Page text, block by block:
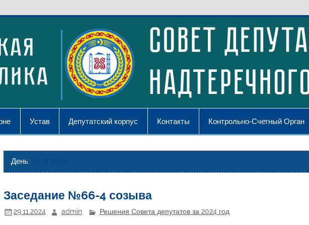
Устав Депутатский корпус Контакты Контрольно-Счетный Орган
День:
Заседание №66-4 созыва
29.11.2024 admin Решения Совета депутатов за 2024 год